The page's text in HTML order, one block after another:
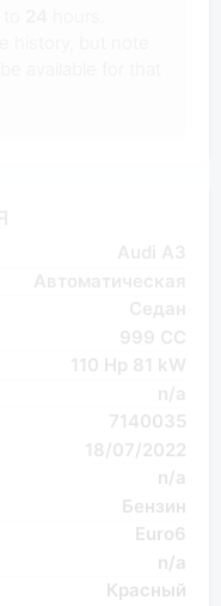
110 Hp 81 kW
n/a
7140035
18/07/2022
n/a
Бензин
Euro6
n/a
Красный